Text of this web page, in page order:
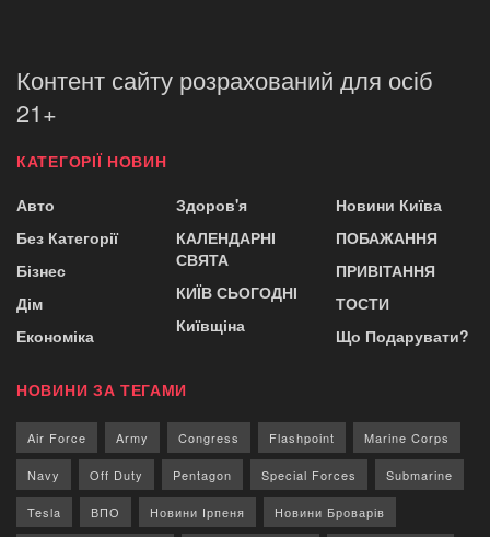
Контент сайту розрахований для осіб
21+
КАТЕГОРІЇ НОВИН
Авто
Без Категорії
Бізнес
Дім
Економіка
Здоров'я
КАЛЕНДАРНІ
СВЯТА
КИЇВ СЬОГОДНІ
Київщіна
Новини Київа
ПОБАЖАННЯ
ПРИВІТАННЯ
ТОСТИ
Що Подарувати?
НОВИНИ ЗА ТЕГАМИ
Air Force Army Congress Flashpoint Marine Corps
Navy Off Duty Pentagon Special Forces Submarine
Tesla ВПО Новини Ірпеня Новини Броварів